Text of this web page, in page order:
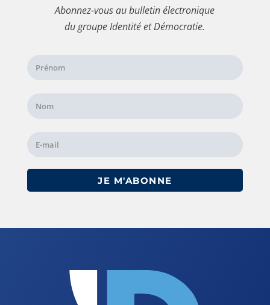
Abonnez-vous au bulletin électronique
du groupe Identité et Démocratie.
JE M'ABONNE